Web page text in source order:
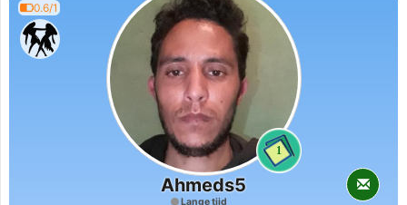
0.6/1
1
Ahmeds5
Lange tijd